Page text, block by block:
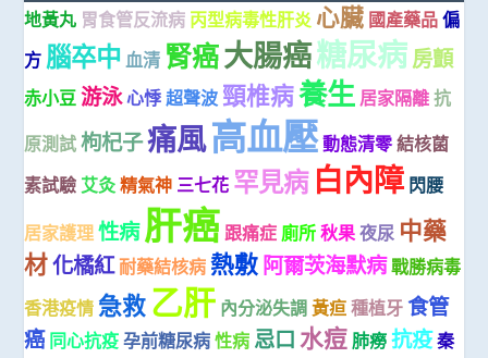
地黃丸 胃食管反流病 丙型病毒性肝炎 心臟 國產藥品 偏
方 腦卒中 血清 腎癌大腸癌糖尿病房顫
赤小豆 游泳心悸 超聲波 頸椎病養生 居家隔離 抗
原測試 枸杞子痛風高血壓 動態清零結核菌
素試驗 艾灸 精氣神 三七花 罕見病 白內障 閃腰
居家護理 性病肝癌 跟痛症 廁所 秋果夜尿 中藥
材化橘紅耐藥結核病 熱敷 阿爾茨海默病戰勝病毒
香港疫情 急救 乙肝 內分泌失調 黃疸 種植牙 食管
癌 同心抗疫 孕前糖尿病 性病 忌口 水痘 肺癆 抗疫秦